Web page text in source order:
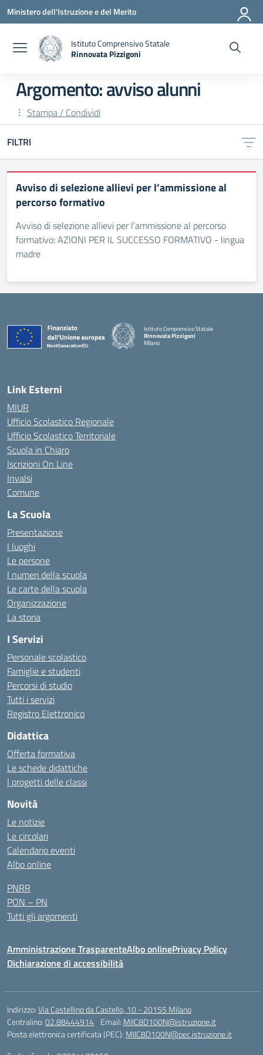
Vai ai contenuti
Vai al menu di navigazione
Vai al footer
Ministero dell'Istruzione e del Merito
Istituto Comprensivo Statale
Rinnovata Pizzigoni
Argomento: avviso alunni
Stampa / Condividi
FILTRI
Avviso di selezione allievi per l’ammissione al
percorso formativo
Avviso di selezione allievi per l’ammissione al percorso
formativo: AZIONI PER IL SUCCESSO FORMATIVO - lingua
madre
Istituto Comprensivo Statale
Rinnovata Pizzigoni
Milano
Link Esterni
MIUR
Ufficio Scolastico Regionale
Ufficio Scolastico Territoriale
Scuola in Chiaro
Iscrizioni On Line
Invalsi
Comune
La Scuola
Presentazione
I luoghi
Le persone
I numeri della scuola
Le carte della scuola
Organizzazione
La storia
I Servizi
Personale scolastico
Famiglie e studenti
Percorsi di studio
Tutti i servizi
Registro Elettronico
Didattica
Offerta formativa
Le schede didattiche
I progetti delle classi
Novità
Le notizie
Le circolari
Calendario eventi
Albo online
PNRR
PON – PN
Tutti gli argomenti
Amministrazione TrasparenteAlbo onlinePrivacy Policy
Dichiarazione di accessibilità
Indirizzo:Via Castellino da Castello, 10 - 20155 Milano
Centralino:02.88444914 Email: MIIC8D100N@istruzione.it
Posta elettronica certificata (PEC): MIIC8D100N@pec.istruzione.it